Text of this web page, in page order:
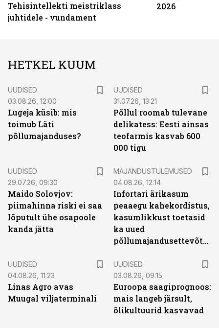
Tehisintellekti meistriklass
juhtidele - vundament
2026
HETKEL KUUM
UUDISED
03.08.26, 12:00
Lugeja küsib: mis
toimub Läti
põllumajanduses?
UUDISED
31.07.26, 13:21
Põllul roomab tulevane
delikatess: Eesti ainsas
teofarmis kasvab 600
000 tigu
UUDISED
29.07.26, 09:30
Maido Solovjov:
piimahinna riski ei saa
lõputult ühe osapoole
kanda jätta
MAJANDUSTULEMUSED
04.08.26, 12:14
Infortari ärikasum
peaaegu kahekordistus,
kasumlikkust toetasid
ka uued
põllumajandusettevõtted
UUDISED
04.08.26, 11:23
Linas Agro avas
Muugal viljaterminali
UUDISED
03.08.26, 09:15
Euroopa saagiprognoos:
mais langeb järsult,
õlikultuurid kasvavad